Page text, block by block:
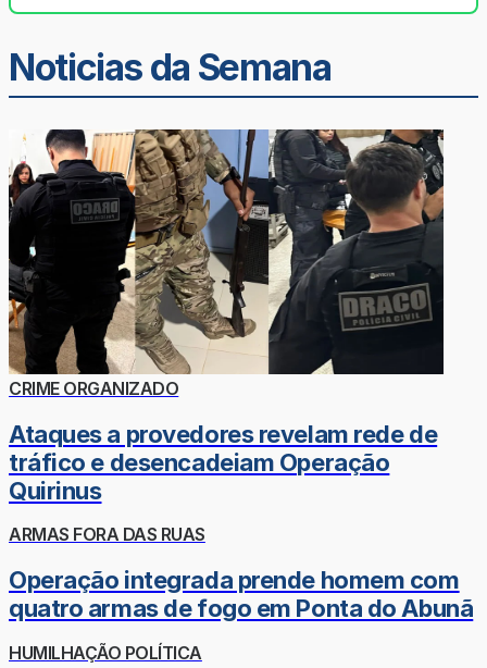
Noticias da Semana
CRIME ORGANIZADO
Ataques a provedores revelam rede de
tráfico e desencadeiam Operação
Quirinus
ARMAS FORA DAS RUAS
Operação integrada prende homem com
quatro armas de fogo em Ponta do Abunã
HUMILHAÇÃO POLÍTICA